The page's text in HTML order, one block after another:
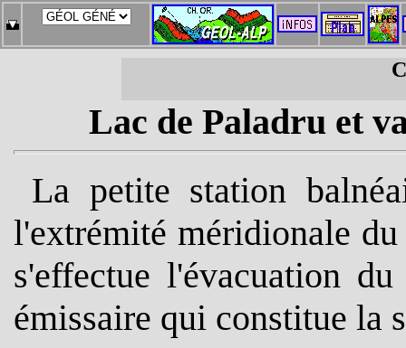
Lac de Paladru et
La petite station
l'extrémité méridionale
s'effectue l'évacuation
émissaire qui constitue la